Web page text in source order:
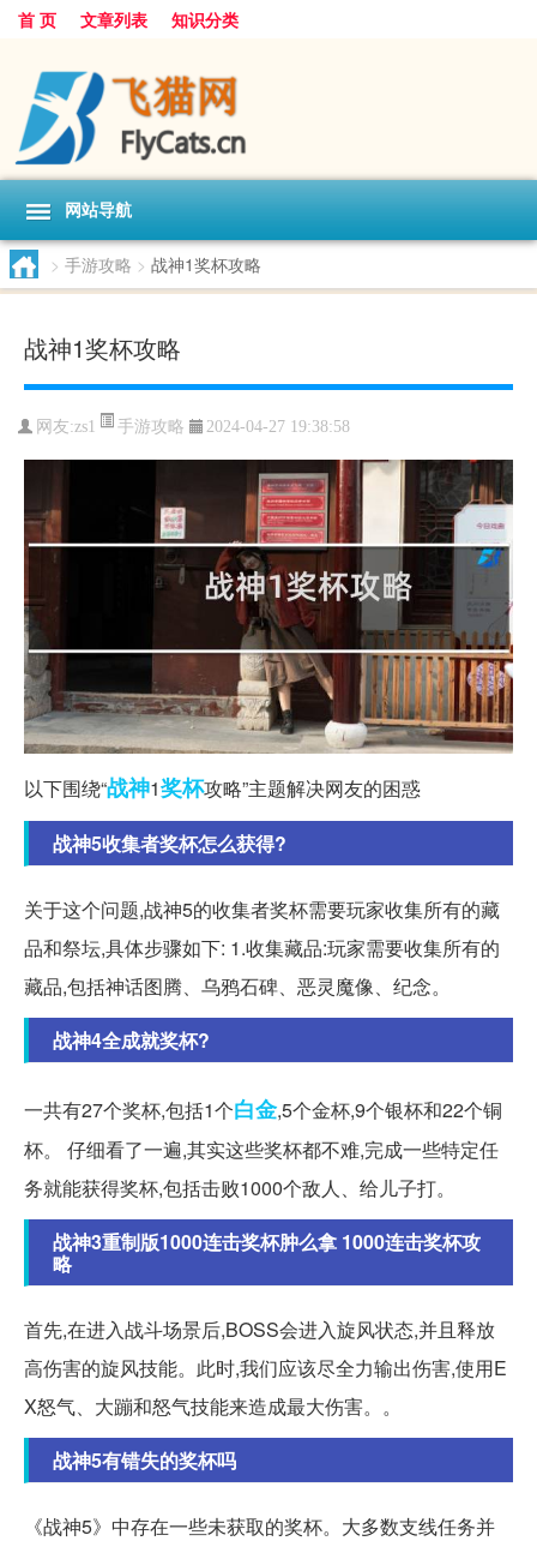
首 页 文章列表 知识分类
网站导航
> 手游攻略 > 战神1奖杯攻略
战神1奖杯攻略
网友:zs1 手游攻略 2024-04-27 19:38:58
以下围绕“战神1奖杯攻略”主题解决网友的困惑
战神5收集者奖杯怎么获得?
关于这个问题,战神5的收集者奖杯需要玩家收集所有的藏
品和祭坛,具体步骤如下: 1.收集藏品:玩家需要收集所有的
藏品,包括神话图腾、乌鸦石碑、恶灵魔像、纪念。
战神4全成就奖杯?
一共有27个奖杯,包括1个白金,5个金杯,9个银杯和22个铜
杯。 仔细看了一遍,其实这些奖杯都不难,完成一些特定任
务就能获得奖杯,包括击败1000个敌人、给儿子打。
战神3重制版1000连击奖杯肿么拿 1000连击奖杯攻
略
首先,在进入战斗场景后,BOSS会进入旋风状态,并且释放
高伤害的旋风技能。此时,我们应该尽全力输出伤害,使用E
X怒气、大蹦和怒气技能来造成最大伤害。。
战神5有错失的奖杯吗
《战神5》中存在一些未获取的奖杯。大多数支线任务并